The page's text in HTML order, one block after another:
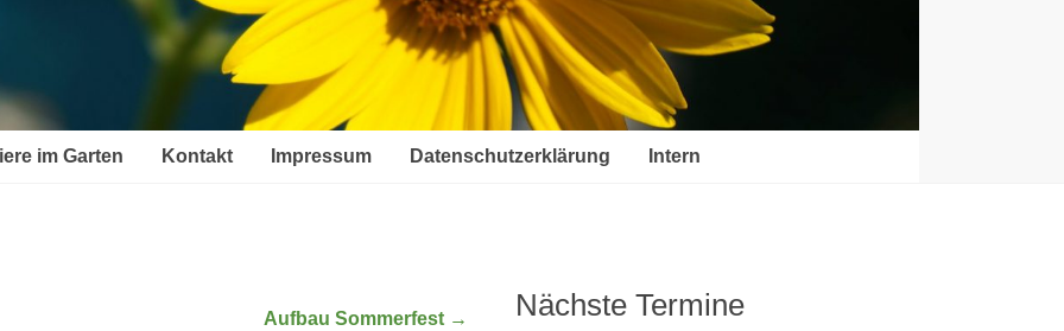
im Garten Kontakt Impressum Datenschutzerklärung Intern
Aufbau Sommerfest → Nächste Termine